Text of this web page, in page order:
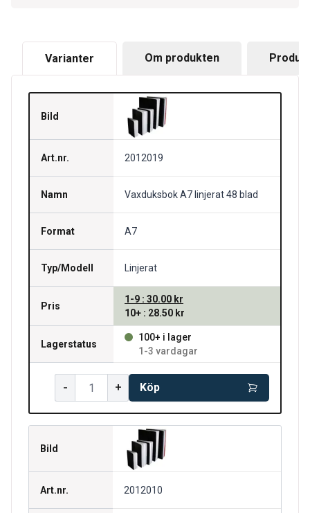
Varianter Om produkten
Bild
Art.nr. 2012019
Namn Vaxduksbok A7 linjerat 48 blad
Format A7
Typ/Modell Linjerat
Pris
1-9 : 30.00 kr
10+ : 28.50 kr
Lagerstatus
100+ i lager
1-3 vardagar
- + Köp
Bild
Art.nr. 2012010